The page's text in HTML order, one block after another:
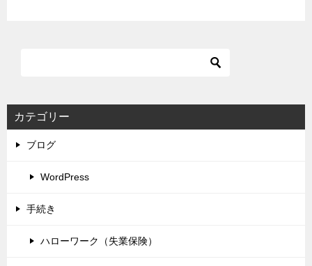
カテゴリー
ブログ
WordPress
手続き
ハローワーク（失業保険）